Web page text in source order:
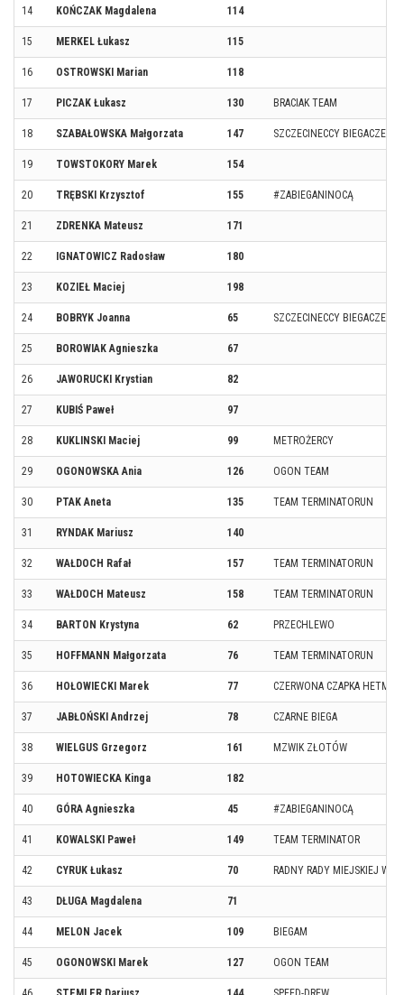
14 KOŃCZAK Magdalena 114
15 MERKEL Łukasz 115
16 OSTROWSKI Marian 118
17 PICZAK Łukasz 130 BRACIAK TEAM
18 SZABAŁOWSKA Małgorzata 147 SZCZECINECCY BIEGACZE
19 TOWSTOKORY Marek 154
20 TRĘBSKI Krzysztof 155 #ZABIEGANINOCĄ
21 ZDRENKA Mateusz 171
22 IGNATOWICZ Radosław 180
23 KOZIEŁ Maciej 198
24 BOBRYK Joanna 65 SZCZECINECCY BIEGACZE
25 BOROWIAK Agnieszka 67
26 JAWORUCKI Krystian 82
27 KUBIŚ Paweł 97
28 KUKLINSKI Maciej 99 METROŻERCY
29 OGONOWSKA Ania 126 OGON TEAM
30 PTAK Aneta 135 TEAM TERMINATORUN
31 RYNDAK Mariusz 140
32 WAŁDOCH Rafał 157 TEAM TERMINATORUN
33 WAŁDOCH Mateusz 158 TEAM TERMINATORUN
34 BARTON Krystyna 62 PRZECHLEWO
35 HOFFMANN Małgorzata 76 TEAM TERMINATORUN
36 HOŁOWIECKI Marek 77 CZERWONA CZAPKA
37 JABŁOŃSKI Andrzej 78 CZARNE BIEGA
38 WIELGUS Grzegorz 161 MZWIK ZŁOTÓW
39 HOTOWIECKA Kinga 182
40 GÓRA Agnieszka 45 #ZABIEGANINOCĄ
41 KOWALSKI Paweł 149 TEAM TERMINATOR
42 CYRUK Łukasz 70 RADNY RADY MIEJSKIEJ W
43 DŁUGA Magdalena 71
44 MELON Jacek 109 BIEGAM
45 OGONOWSKI Marek 127 OGON TEAM